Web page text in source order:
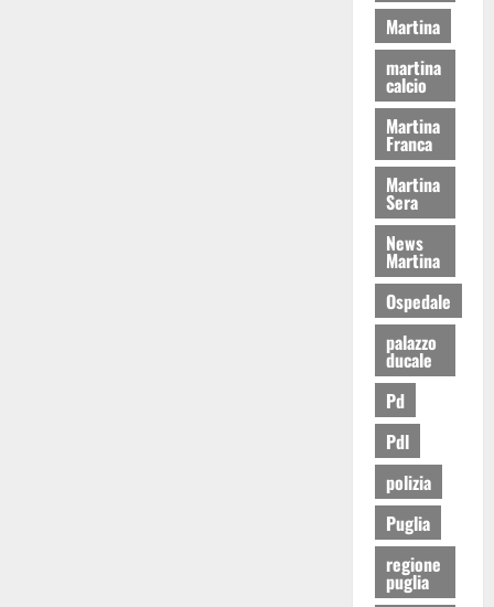
Martina
martina
calcio
Martina
Franca
Martina
Sera
News
Martina
Ospedale
palazzo
ducale
Pd
Pdl
polizia
Puglia
regione
puglia